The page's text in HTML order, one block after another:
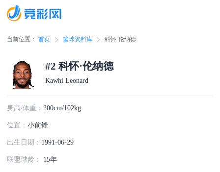
当前位置： 首页 篮球资料库 科怀·伦纳德
#2 科怀·伦纳德
Kawhi Leonard
身高/体重： 200cm/102kg
位置：小前锋
出生日期： 1991-06-29
联盟球龄： 15年